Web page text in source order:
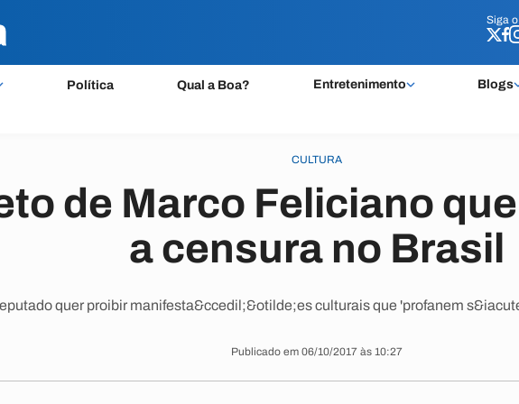
Siga o
Política Qual a Boa? Entretenimento Blogs
Siga o
CULTURA
de Marco Feliciano
a censura no Brasil
quer proibir manifesta&ccedil;&otilde;es culturais que 'profanem
Publicado em 06/10/2017 às 10:27